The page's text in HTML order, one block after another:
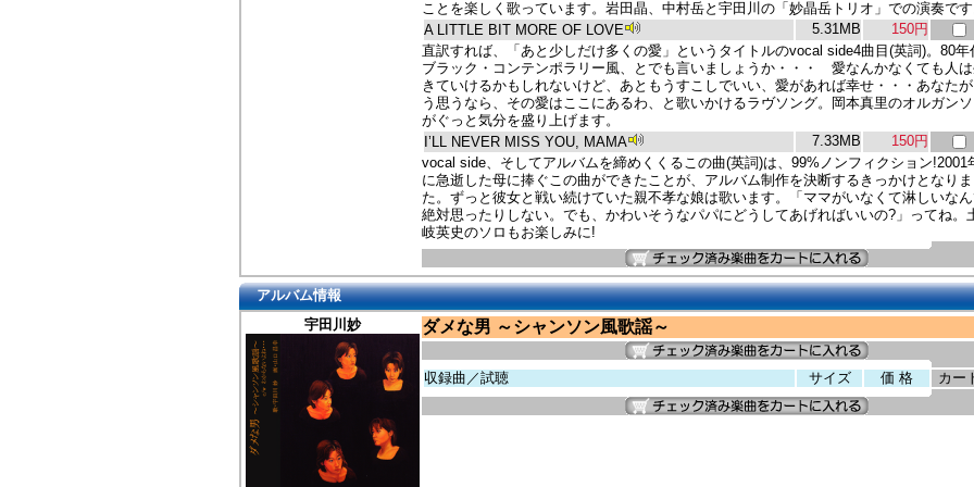
ことを楽しく歌っています。岩田晶、中村岳と宇田川の「妙晶岳トリオ」での演奏です
A LITTLE BIT MORE OF LOVE
5.31MB
150円
直訳すれば、「あと少しだけ多くの愛」というタイトルのvocal side4曲目(英詞)。80年
ブラック・コンテンポラリー風、とでも言いましょうか・・・ 愛なんかなくても人
きていけるかもしれないけど、あともうすこしでいい、愛があれば幸せ・・・あなた
う思うなら、その愛はここにあるわ、と歌いかけるラヴソング。岡本真里のオルガンソ
がぐっと気分を盛り上げます。
I’LL NEVER MISS YOU, MAMA
7.33MB
150円
vocal side、そしてアルバムを締めくくるこの曲(英詞)は、99%ノンフィクション!2001
に急逝した母に捧ぐこの曲ができたことが、アルバム制作を決断するきっかけとなりま
た。ずっと彼女と戦い続けていた親不孝な娘は歌います。「ママがいなくて淋しいな
絶対思ったりしない。でも、かわいそうなパパにどうしてあげればいいの?」ってね。
岐英史のソロもお楽しみに!
アルバム情報
宇田川妙
ダメな男 ～シャンソン風歌謡～
収録曲／試聴 サイズ 価 格 カー